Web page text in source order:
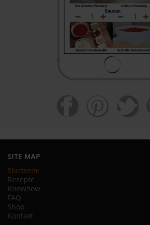
SITE MAP
Startseite
Rezepte
Knowhow
FAQ
Shop
Kontakt